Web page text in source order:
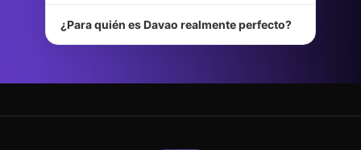
¿Para quién es Davao realmente perfecto?